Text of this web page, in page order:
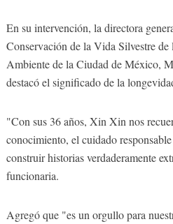
En su intervención, la directora
Conservación de la Vida Silvestre
Ambiente de la Ciudad de México,
destacó el significado de la
"Con sus 36 años, Xin Xin nos
conocimiento, el cuidado
construir historias verdaderamente
funcionaria.
Agregó que "es un orgullo para